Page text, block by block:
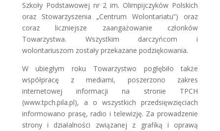
Szkoły Podstawowej nr 2 im. Olimpijczyków Polskich
oraz Stowarzyszenia „Centrum Wolontariatu”) oraz
coraz liczniejsze zaangażowanie członków
Towarzystwa. Wszystkim darczyńcom i
wolontariuszom zostały przekazane podziękowania.
W ubiegłym roku Towarzystwo pogłębiło także
współpracę z mediami, poszerzono zakres
internetowej informacji na stronie TPCH
(www.tpch.pila.pl), a o wszystkich przedsięwzięciach
informowano prasę, radio i telewizję. Za prowadzenie
strony i działalności związanej z grafiką i oprawą